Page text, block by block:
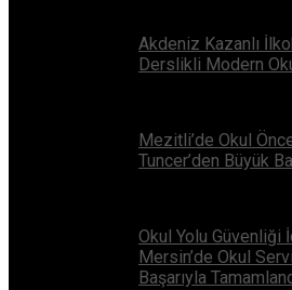
Akdeniz Kazanlı
Derslikli Modern
Mezitli’de Okul
Tuncer’den Büyük
Okul Yolu Güvenliği
Mersin’de Okul
Başarıyla